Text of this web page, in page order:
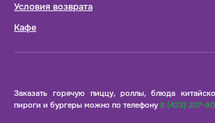
Условия возврата
Кафе
Заказать горячую пиццу, роллы, блюда
пироги и бургеры можно по телефону 8 (423) 207-